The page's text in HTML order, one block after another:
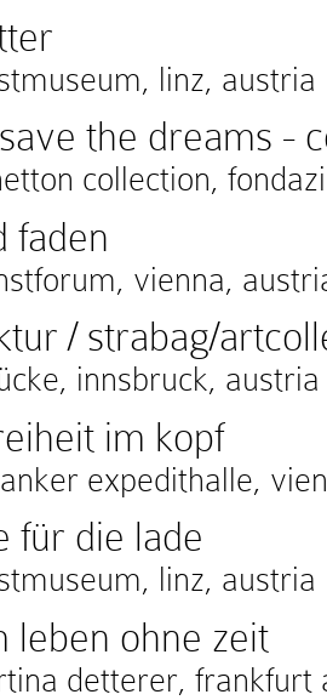
linz, austria
the dreams -
collection,
faden
vienna,
/ strabag/
innsbruck, austria
im kopf
expedithalle,
für die lade
linz, austria
leben ohne zeit
detterer, frankfurt